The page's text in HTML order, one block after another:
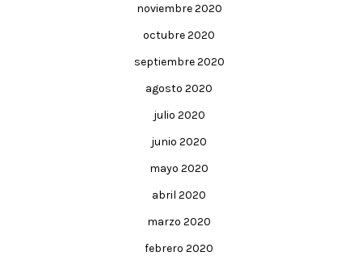
noviembre 2020
octubre 2020
septiembre 2020
agosto 2020
julio 2020
junio 2020
mayo 2020
abril 2020
marzo 2020
febrero 2020